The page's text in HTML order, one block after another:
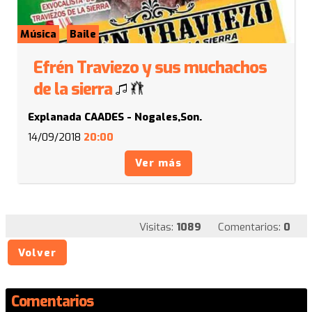
Música Baile
Efrén Traviezo y sus muchachos
de la sierra
Explanada CAADES - Nogales,Son.
14/09/2018 20:00
Ver más
Visitas: 1089 Comentarios: 0
Volver
Comentarios